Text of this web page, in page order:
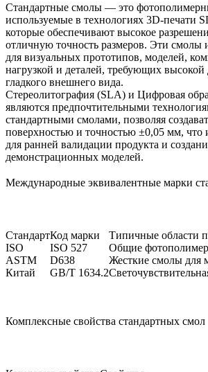
Стандартные смолы — это
используемые в технологиях 3D-печати
которые обеспечивают высокое
отличную точность размеров. Эти смолы
для визуальных прототипов, моделей,
нагрузкой и деталей, требующих высокой
гладкого внешнего вида.
Стереолитография (SLA) и Цифровая
являются предпочтительными
стандартными смолами, позволяя
поверхностью и точностью ±0,05 мм, что
для ранней валидации продукта и
демонстрационных моделей.
Международные эквивалентные марки
СтандартКод марки
Типичные области
ISO
ISO 527
Общие
ASTM
D638
Жесткие смолы для
Китай
GB/T 1634.2
Комплексные свойства стандартных смол